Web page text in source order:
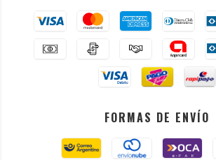
FORMAS DE ENVÍO